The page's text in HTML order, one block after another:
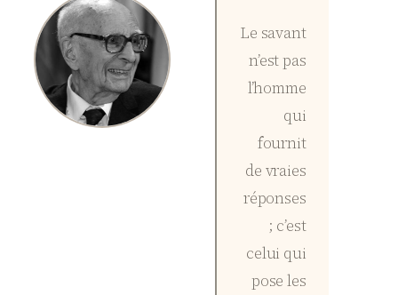
Le savant
n’est pas
l’homme
qui
fournit
de vraies
réponses
; c’est
celui qui
pose les